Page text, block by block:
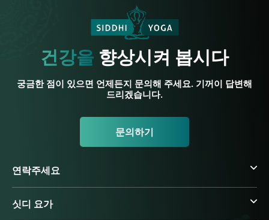
건강을 향상시켜 봅시다
궁금한 점이 있으면 언제든지 문의해 주세요. 기꺼이 답변해
드리겠습니다.
문의하기
연락주세요
싯디 요가